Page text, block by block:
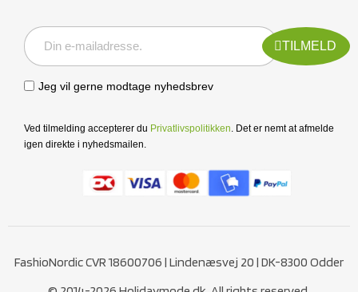
TILMELD
Jeg vil gerne modtage nyhedsbrev
Ved tilmelding accepterer du Privatlivspolitikken. Det er nemt at afmelde
igen direkte i nyhedsmailen.
FashioNordic CVR 18600706 | Lindenæsvej 20 | DK-8300 Odder